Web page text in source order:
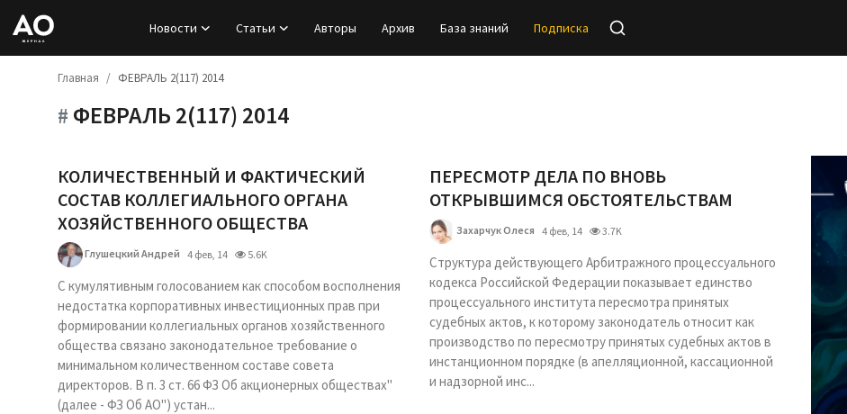
Новости Статьи Авторы Архив База знаний Подписка
Регистрация
Новости
Статьи
Авторы
База знаний
Подписка
Главная ФЕВРАЛЬ 2(117) 2014
# ФЕВРАЛЬ 2(117) 2014
КОЛИЧЕСТВЕННЫЙ И ФАКТИЧЕСКИЙ
СОСТАВ КОЛЛЕГИАЛЬНОГО ОРГАНА
ХОЗЯЙСТВЕННОГО ОБЩЕСТВА
Глушецкий Андрей 4 фев, 14 5.6K
С кумулятивным голосованием как способом восполнения
недостатка корпоративных инвестиционных прав при
формировании коллегиальных органов хозяйственного
общества связано законодательное требование о
минимальном количественном составе совета
директоров. В п. 3 ст. 66 ФЗ Об акционерных обществах"
(далее - ФЗ Об АО") устан...
ПЕРЕСМОТР ДЕЛА ПО ВНОВЬ
ОТКРЫВШИМСЯ ОБСТОЯТЕЛЬСТВАМ
Захарчук Олеся 4 фев, 14 3.7K
Структура действующего Арбитражного процессуального
кодекса Российской Федерации показывает единство
процессуального института пересмотра принятых
судебных актов, к которому законодатель относит как
производство по пересмотру принятых судебных актов в
инстанционном порядке (в апелляционной, кассационной
и надзорной инс...